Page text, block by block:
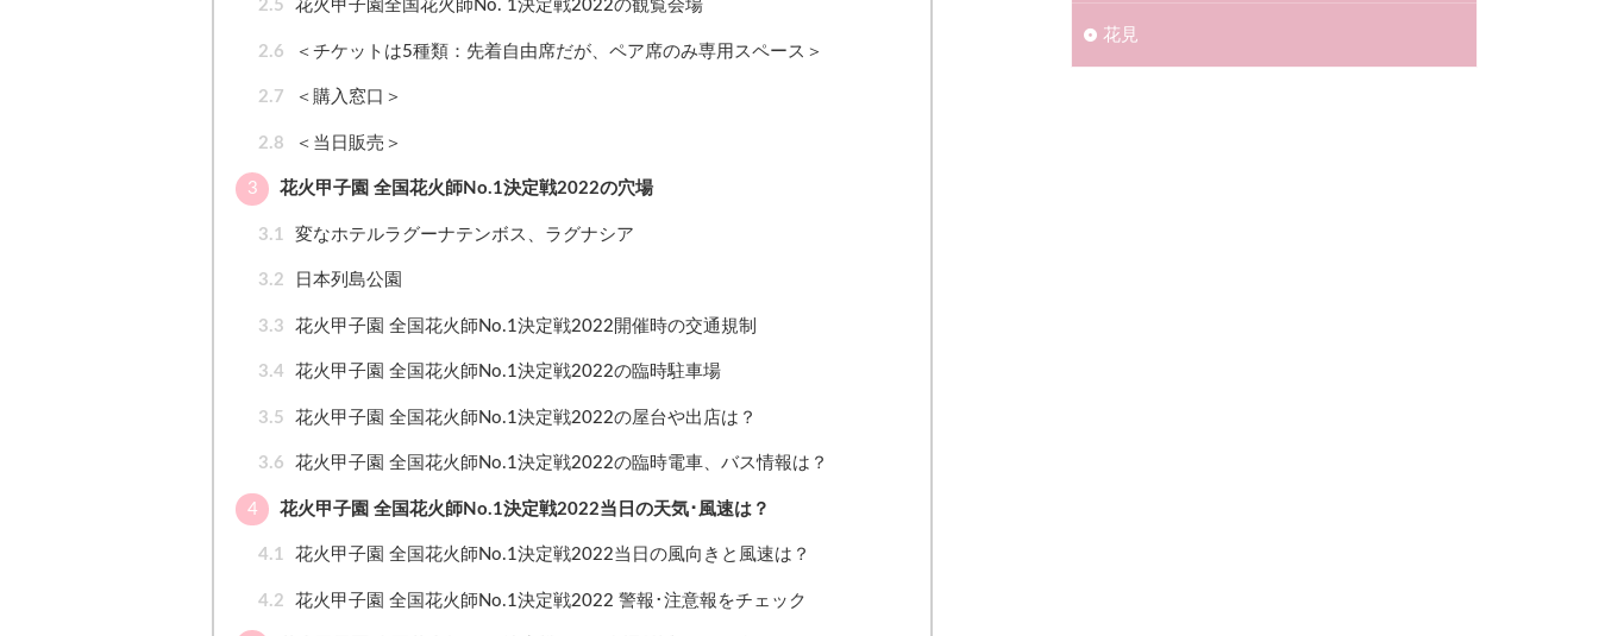
2.5 花火甲子園全国花火師No. 1決定戦2022の観覧会場
2.6 ＜チケットは5種類：先着自由席だが、ペア席のみ専用スペース＞
2.7 ＜購入窓口＞
2.8 ＜当日販売＞
3 花火甲子園 全国花火師No.1決定戦2022の穴場
3.1 変なホテルラグーナテンボス、ラグナシア
3.2 日本列島公園
3.3 花火甲子園 全国花火師No.1決定戦2022開催時の交通規制
3.4 花火甲子園 全国花火師No.1決定戦2022の臨時駐車場
3.5 花火甲子園 全国花火師No.1決定戦2022の屋台や出店は？
3.6 花火甲子園 全国花火師No.1決定戦2022の臨時電車、バス情報は？
4 花火甲子園 全国花火師No.1決定戦2022当日の天気･風速は？
4.1 花火甲子園 全国花火師No.1決定戦2022当日の風向きと風速は？
4.2 花火甲子園 全国花火師No.1決定戦2022 警報･注意報をチェック
花見